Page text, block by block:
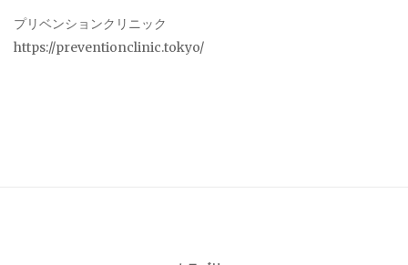
プリベンションクリニック
https://preventionclinic.tokyo/